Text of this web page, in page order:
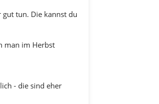
tun. Die kannst du
man im Herbst
- die sind eher